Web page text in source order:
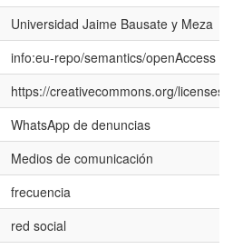
Universidad Jaime Bausate y Meza
info:eu-repo/semantics/openAccess
https://creativecommons.org/licenses/
WhatsApp de denuncias
Medios de comunicación
frecuencia
red social